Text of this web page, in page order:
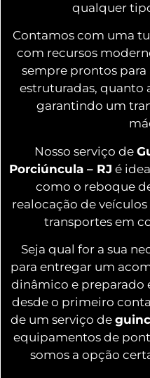
qualquer
Contamos com uma
com recursos
sempre prontos
estruturadas, quanto
garantindo um
Nosso serviço de
Porciúncula – RJ é
como o reboque
realocação de
transportes em
Seja qual for a sua
para entregar um
dinâmico e preparado
desde o primeiro
de um serviço de
equipamentos de
somos a opção